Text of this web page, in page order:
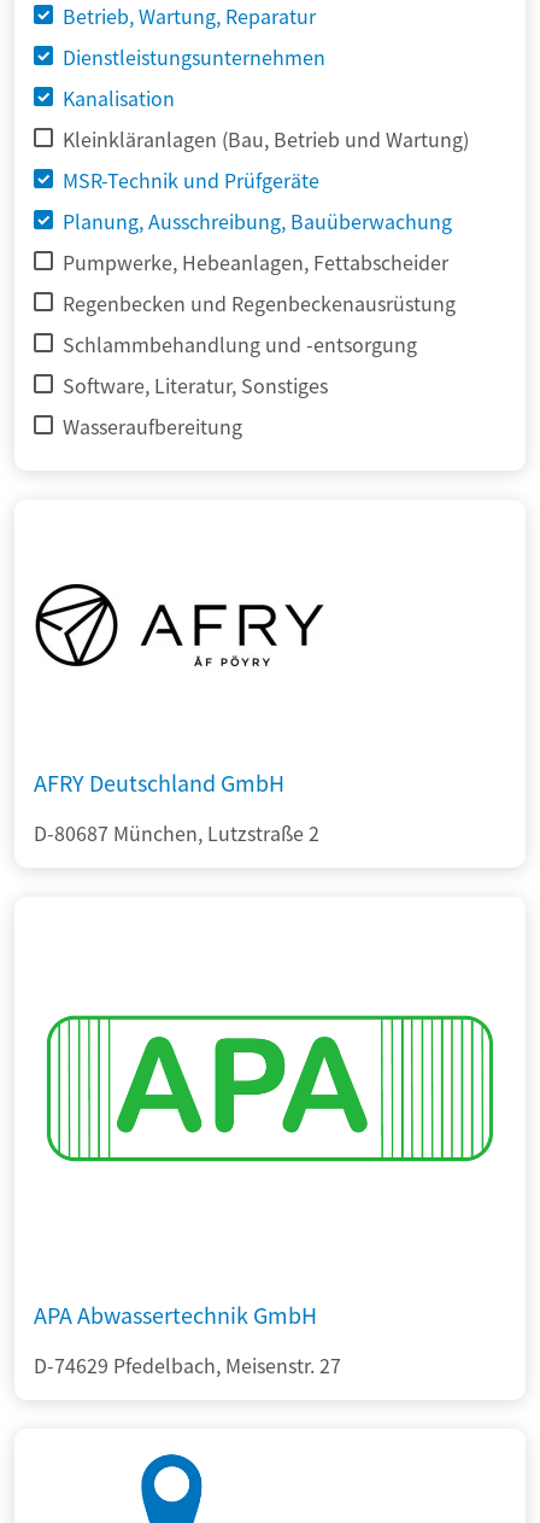
Betrieb, Wartung, Reparatur
Dienstleistungsunternehmen
Kanalisation
Kleinkläranlagen (Bau, Betrieb und Wartung)
MSR-Technik und Prüfgeräte
Planung, Ausschreibung, Bauüberwachung
Pumpwerke, Hebeanlagen, Fettabscheider
Regenbecken und Regenbeckenausrüstung
Schlammbehandlung und -entsorgung
Software, Literatur, Sonstiges
Wasseraufbereitung
AFRY Deutschland GmbH
D-80687 München, Lutzstraße 2
APA Abwassertechnik GmbH
D-74629 Pfedelbach, Meisenstr. 27